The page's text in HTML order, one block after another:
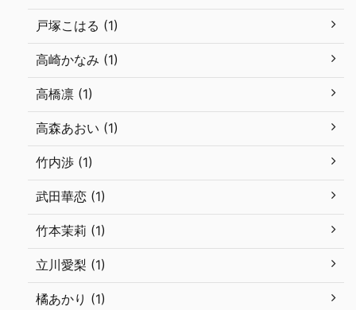
戸塚こはる (1)
高崎かなみ (1)
高橋凛 (1)
高森あおい (1)
竹内渉 (1)
武田華恋 (1)
竹本茉莉 (1)
立川愛梨 (1)
橘あかり (1)